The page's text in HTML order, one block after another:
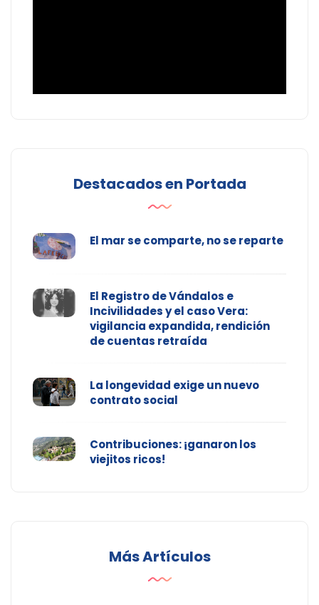
Destacados en Portada
El mar se comparte, no se reparte
El Registro de Vándalos e
Incivilidades y el caso Vera:
vigilancia expandida, rendición
de cuentas retraída
La longevidad exige un nuevo
contrato social
Contribuciones: ¡ganaron los
viejitos ricos!
Más Artículos